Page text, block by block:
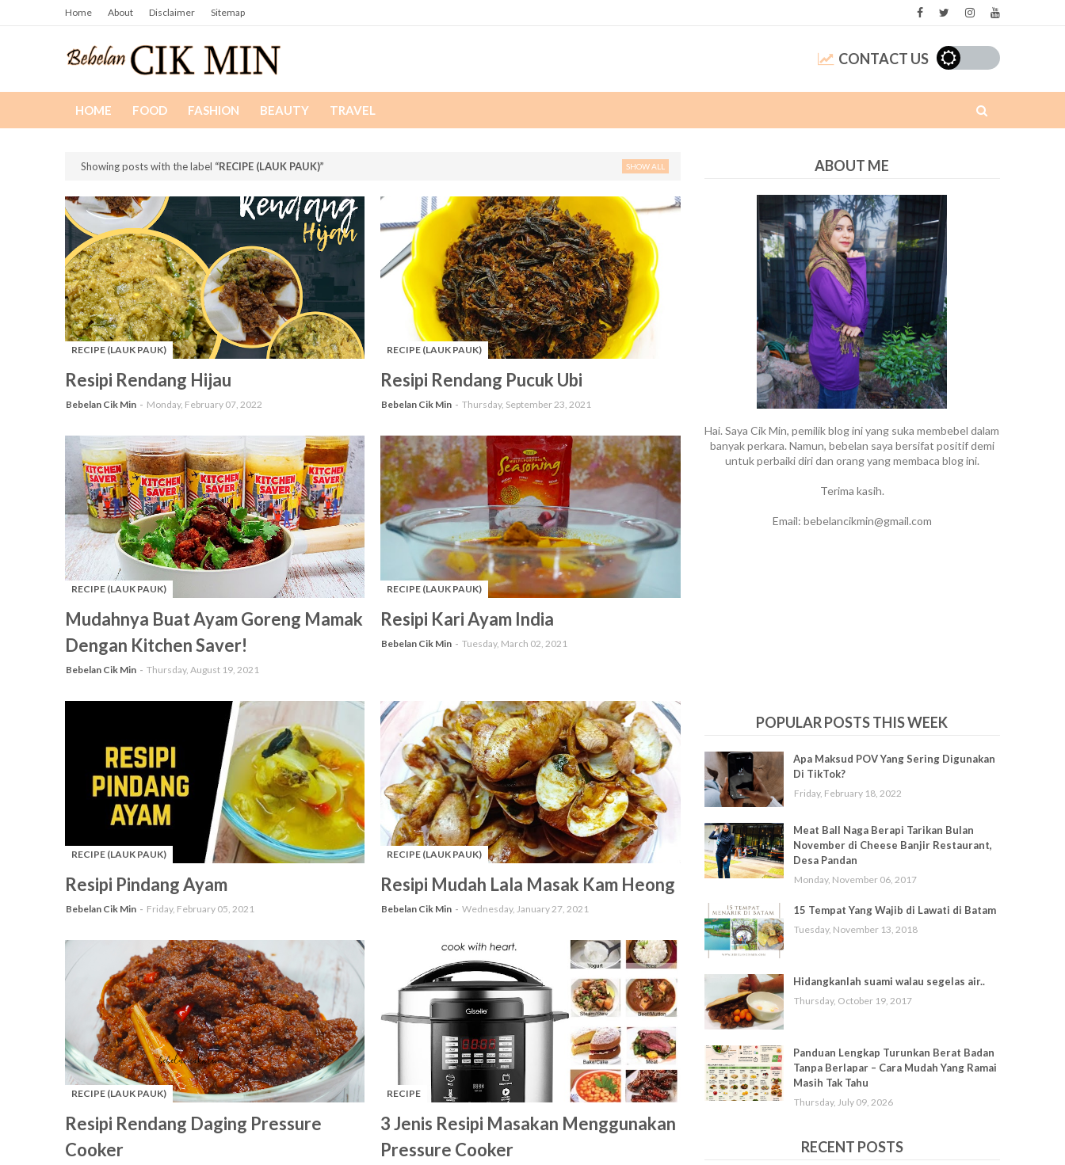
Home About Disclaimer Sitemap
CONTACT US
HOME FOOD FASHION BEAUTY TRAVEL
Showing posts with the label RECIPE (LAUK PAUK) SHOW ALL
RECIPE (LAUK PAUK)
Resipi Rendang Hijau
Bebelan Cik Min Monday, February 07, 2022
RECIPE (LAUK PAUK)
Resipi Rendang Pucuk Ubi
Bebelan Cik Min Thursday, September 23, 2021
RECIPE (LAUK PAUK)
Mudahnya Buat Ayam Goreng Mamak
Dengan Kitchen Saver!
Bebelan Cik Min Thursday, August 19, 2021
RECIPE (LAUK PAUK)
Resipi Kari Ayam India
Bebelan Cik Min Tuesday, March 02, 2021
RECIPE (LAUK PAUK)
Resipi Pindang Ayam
Bebelan Cik Min Friday, February 05, 2021
RECIPE (LAUK PAUK)
Resipi Mudah Lala Masak Kam Heong
Bebelan Cik Min Wednesday, January 27, 2021
RECIPE (LAUK PAUK)
Resipi Rendang Daging Pressure
Cooker
RECIPE
3 Jenis Resipi Masakan Menggunakan
Pressure Cooker
ABOUT ME
Hai. Saya Cik Min, pemilik blog ini yang suka membebel dalam
banyak perkara. Namun, bebelan saya bersifat positif demi
untuk perbaiki diri dan orang yang membaca blog ini.
Terima kasih.
Email: bebelancikmin@gmail.com
POPULAR POSTS THIS WEEK
Apa Maksud POV Yang Sering Digunakan
Di TikTok?
Friday, February 18, 2022
Meat Ball Naga Berapi Tarikan Bulan
November di Cheese Banjir Restaurant,
Desa Pandan
Monday, November 06, 2017
15 Tempat Yang Wajib di Lawati di Batam
Tuesday, November 13, 2018
Hidangkanlah suami walau segelas air..
Thursday, October 19, 2017
Panduan Lengkap Turunkan Berat Badan
Tanpa Berlapar – Cara Mudah Yang Ramai
Masih Tak Tahu
Thursday, July 09, 2026
RECENT POSTS